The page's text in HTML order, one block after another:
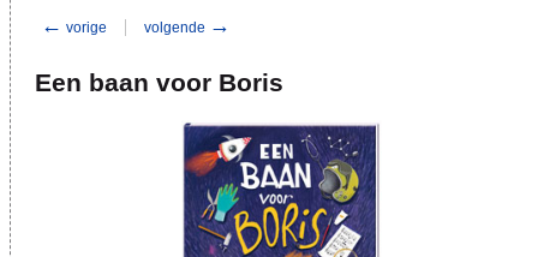
← vorige volgende →
Een baan voor Boris